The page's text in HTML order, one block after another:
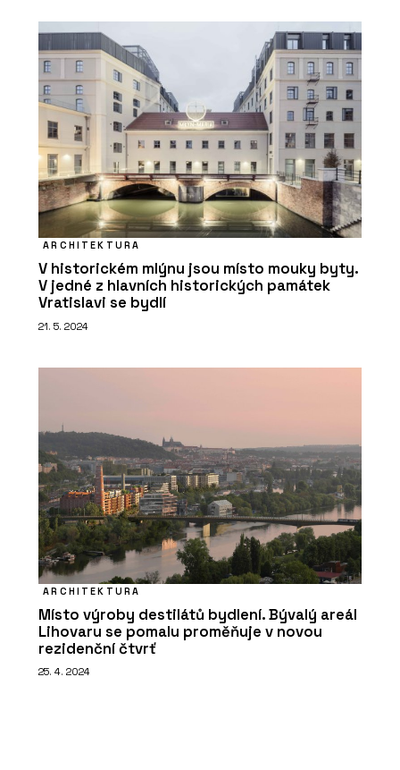
ARCHITEKTURA
V historickém mlýnu jsou místo mouky byty.
V jedné z hlavních historických památek
Vratislavi se bydlí
21. 5. 2024
ARCHITEKTURA
Místo výroby destilátů bydlení. Bývalý areál
Lihovaru se pomalu proměňuje v novou
rezidenční čtvrť
25. 4. 2024